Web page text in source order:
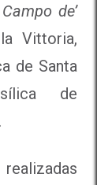
Campo de’
Vittoria,
de Santa
de